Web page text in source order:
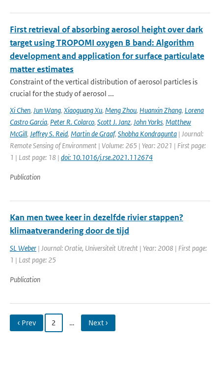
First retrieval of absorbing aerosol height over dark
target using TROPOMI oxygen B band: Algorithm
development and application for surface particulate
matter estimates
Constraint of the vertical distribution of aerosol particles is
crucial for the study of aerosol ...
Xi Chen, Jun Wang, Xiaoguang Xu, Meng Zhou, Huanxin Zhang, Lorena
Castro Garcia, Peter R. Colarco, Scott J. Janz, John Yorks, Matthew
McGill, Jeffrey S. Reid, Martin de Graaf, Shobha Kondragunta | Journal:
Remote Sensing of Environment | Volume: 265 | Year: 2021 | First page:
1 | Last page: 18 | doi: 10.1016/j.rse.2021.112674
Publication
Kan men twee keer in dezelfde rivier stappen?
klimaatverandering door de tijd
SL Weber | Journal: Oratie, Universiteit Utrecht | Year: 2008 | First page:
1 | Last page: 25
Publication
‹ Prev 2 … Next ›